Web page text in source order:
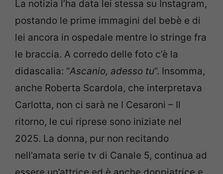
La notizia l’ha data lei stessa su Instagram,
postando le prime immagini del bebè e di
lei ancora in ospedale mentre lo stringe fra
le braccia. A corredo delle foto c’è la
didascalia: “Ascanio, adesso tu”. Insomma,
anche Roberta Scardola, che interpretava
Carlotta, non ci sarà ne I Cesaroni – Il
ritorno, le cui riprese sono iniziate nel
2025. La donna, pur non recitando
nell’amata serie tv di Canale 5, continua ad